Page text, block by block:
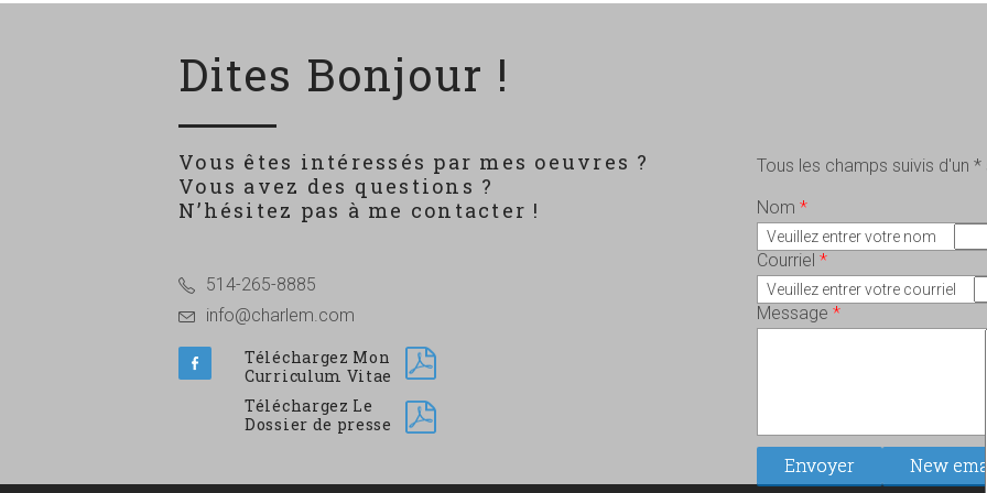
Dites Bonjour !
Vous êtes intéressés par mes oeuvres ?
Vous avez des questions ?
N’hésitez pas à me contacter !
514-265-8885
info@charlem.com
Téléchargez Mon
Curriculum Vitae
Téléchargez Le
Dossier de presse
Tous les champs suivis d'un *
Nom *
Veuillez entrer votre nom
Courriel *
Veuillez entrer votre courriel
Message *